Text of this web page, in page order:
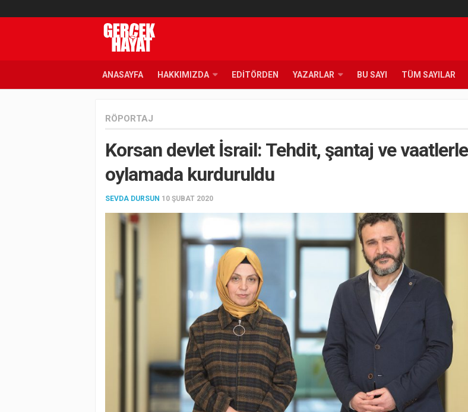
ANASAYFA HAKKIMIZDA EDITÖRDEN YAZARLAR BU SAYI TÜM SAYILAR
RÖPORTAJ
Korsan devlet İsrail: Tehdit, şantaj ve
oylamada kurduruldu
SEVDA DURSUN 10 ŞUBAT 2020